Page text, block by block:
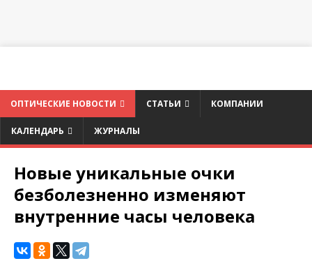
ОПТИЧЕСКИЕ НОВОСТИ СТАТЬИ КОМПАНИИ
КАЛЕНДАРЬ ЖУРНАЛЫ
Новые уникальные очки
безболезненно изменяют
внутренние часы человека